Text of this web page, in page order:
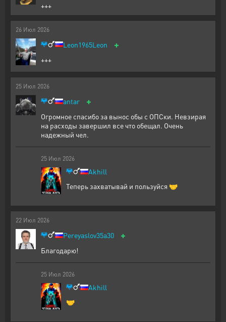
+++
26 Июл 2026
Leon1965Leon +
+++
25 Июл 2026
antar +
Огромное спасибо за вынос обы с ОПСки. Невзирая
на расходы завершил все что обещал. Очень
надежный чел.
25 Июл 2026
Akhill
Теперь захватывай и пользуйся 🤝
22 Июл 2026
Pereyaslov35a30 +
Благодарю!
25 Июл 2026
Akhill
🤝